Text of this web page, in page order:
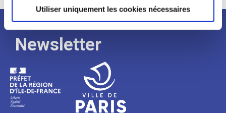
Utiliser uniquement les cookies nécessaires
Newsletter